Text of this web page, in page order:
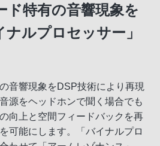
ド特有の音響現象を
ルプロセッサー」
音響現象をDSP技術により再現
源をヘッドホンで聞く場合でも
向上と空間フィードバックを再
可能にします。「バイナルプロ